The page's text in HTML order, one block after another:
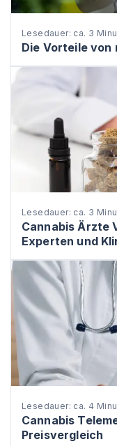
Lesedauer: ca. 3
Die Vorteile von
Lesedauer: ca. 3
Cannabis Ärzte
Experten und
Lesedauer: ca. 4
Cannabis
Preisvergleich